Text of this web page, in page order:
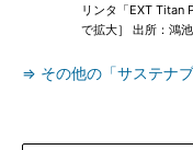
リンタ「EXT Titan
で拡大］ 出所：鴻
⇒ その他の「サステナ